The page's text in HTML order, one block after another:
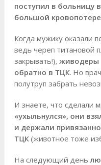
поступил в больницу
большой
Когда мужику оказали
ведь череп титановой
закрывать!), живодеры
обратно в ТЦК. Но
полутруп забрать
И знаете, что сделали
«ухыльнулся», они
и держали
ТЦК(животное тоже
На следующий день